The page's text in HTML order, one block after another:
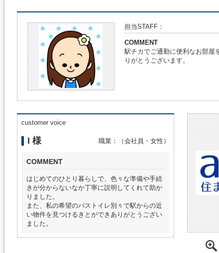
担当STAFF：
COMMENT
駅チカでご通勤に便利なお部屋
りがとうございます。
customer voice
I 様 職業：（会社員・女性）
COMMENT
はじめてのひとり暮らしで、色々な準備や手続
きが分からないなか丁寧に説明してくれて助か
りました。
また、私の希望のバストイレ別々で駅からの近
い物件を見つけるきとができありがとうござい
ました。